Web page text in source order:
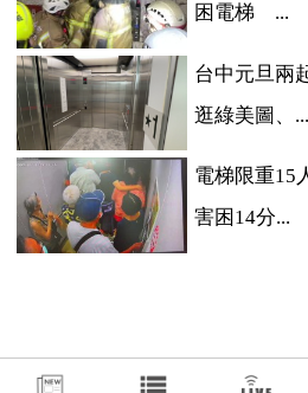
困電梯 ...
台中元旦兩
逛綠美圖、...
電梯限重15
害困14分...